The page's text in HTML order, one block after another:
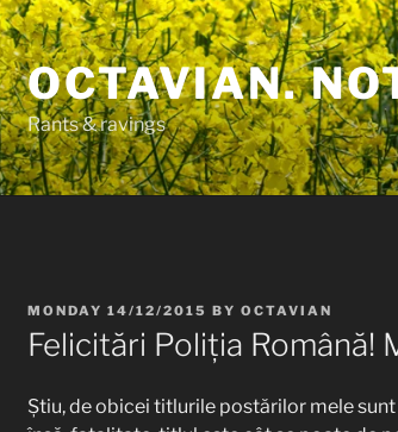
OCTAVIAN.
Rants & ravings
POSTED
ON
MONDAY 14/12/2015 BY OCTAVIAN
Felicitări Poliția Română!
Știu, de obicei titlurile postărilor mele